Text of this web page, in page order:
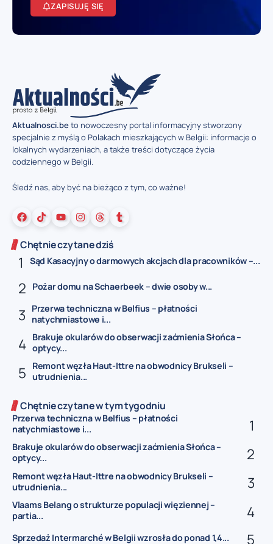
ZAPISUJĘ SIĘ
Aktualnosci.beto nowoczesny portal informacyjny stworzony
specjalnie z myślą o Polakach mieszkających w Belgii: informacje o
lokalnych wydarzeniach, a także treści dotyczące życia
codziennego w Belgii.
Śledź nas, aby być na bieżąco z tym, co ważne!
Chętnie czytane dziś
Sąd Kasacyjny o darmowych akcjach dla pracowników –...
Pożar domu na Schaerbeek – dwie osoby w...
Przerwa techniczna w Belfius – płatności
natychmiastowe i...
Brakuje okularów do obserwacji zaćmienia Słońca –
optycy...
Remont węzła Haut-Ittre na obwodnicy Brukseli –
utrudnienia...
Chętnie czytane w tym tygodniu
Przerwa techniczna w Belfius – płatności
natychmiastowe i...
Brakuje okularów do obserwacji zaćmienia Słońca –
optycy...
Remont węzła Haut-Ittre na obwodnicy Brukseli –
utrudnienia...
Vlaams Belang o strukturze populacji więziennej –
partia...
Sprzedaż Intermarché w Belgii wzrosła do ponad 1,4...